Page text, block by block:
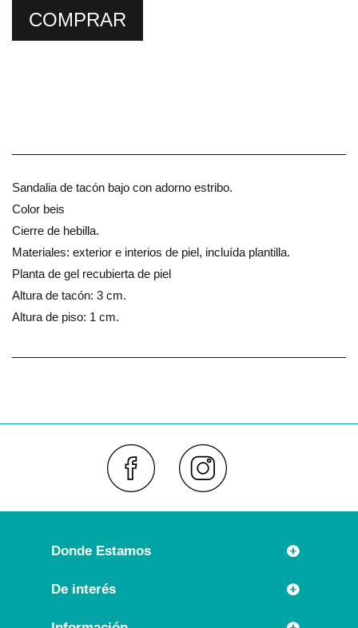
COMPRAR
Sandalia de tacón bajo con adorno estribo.
Color beis
Cierre de hebilla.
Materiales: exterior e interios de piel, incluída plantilla.
Planta de gel recubierta de piel
Altura de tacón: 3 cm.
Altura de piso: 1 cm.
Donde Estamos
Rúa Príncipe 7
De interés